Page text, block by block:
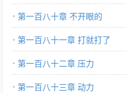
第一百八十章 不开眼的
第一百八十一章 打就打了
第一百八十二章 压力
第一百八十三章 动力